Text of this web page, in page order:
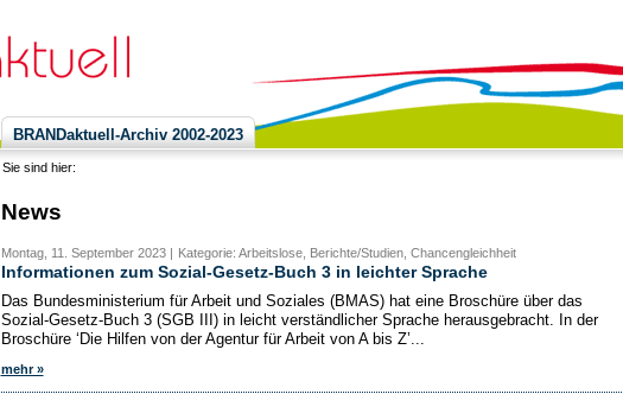
BRANDaktuell-Archiv 2002-2023
Sie sind hier:
News
Montag, 11. September 2023 | Kategorie: Arbeitslose, Berichte/Studien, Chancengleichheit
Informationen zum Sozial-Gesetz-Buch 3 in leichter Sprache
Das Bundesministerium für Arbeit und Soziales (BMAS) hat eine Broschüre über das
Sozial-Gesetz-Buch 3 (SGB III) in leicht verständlicher Sprache herausgebracht. In der
Broschüre ‘Die Hilfen von der Agentur für Arbeit von A bis Z’...
mehr »